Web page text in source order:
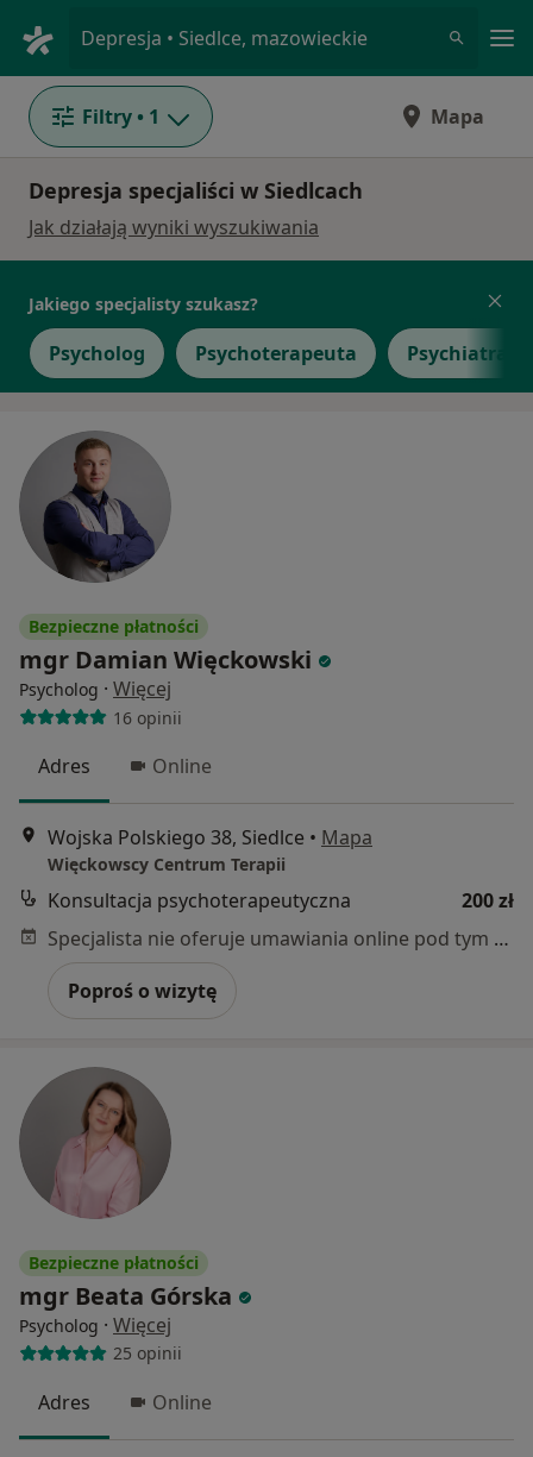
Depresja • Siedlce, mazowieckie
Filtry • 1 Mapa
Depresja specjaliści w Siedlcach
Jak działają wyniki wyszukiwania
Jakiego specjalisty szukasz?
Psycholog Psychoterapeuta Psychiatra
Bezpieczne płatności
mgr Damian Więckowski
Psycholog · Więcej
16 opinii
Adres Online
Wojska Polskiego 38, Siedlce • Mapa
Więckowscy Centrum Terapii
Konsultacja psychoterapeutyczna
200 zł
Specjalista nie oferuje umawiania online pod tym adresem.
Poproś o wizytę
Bezpieczne płatności
mgr Beata Górska
Psycholog · Więcej
25 opinii
Adres Online